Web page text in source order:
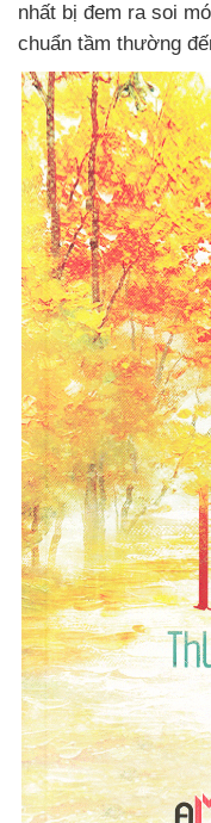
nhất bị đem ra soi
chuẩn tầm thường